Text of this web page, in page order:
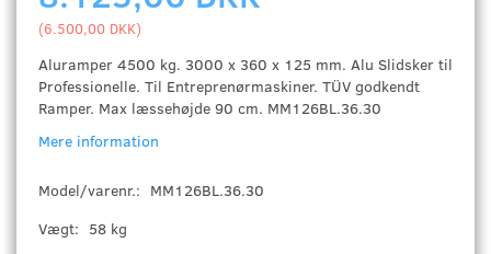
(6.500,00 DKK)
Aluramper 4500 kg. 3000 x 360 x 125 mm. Alu Slidsker til
Professionelle. Til Entreprenørmaskiner. TÜV godkendt
Ramper. Max læssehøjde 90 cm. MM126BL.36.30
Mere information
Model/varenr.: MM126BL.36.30
Vægt: 58 kg